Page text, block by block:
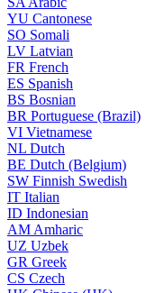
YU Cantonese
SO Somali
LV Latvian
FR French
ES Spanish
BS Bosnian
BR Portuguese (Brazil)
VI Vietnamese
NL Dutch
BE Dutch (Belgium)
SW Finnish Swedish
IT Italian
ID Indonesian
AM Amharic
UZ Uzbek
GR Greek
CS Czech